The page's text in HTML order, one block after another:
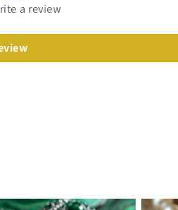
a review